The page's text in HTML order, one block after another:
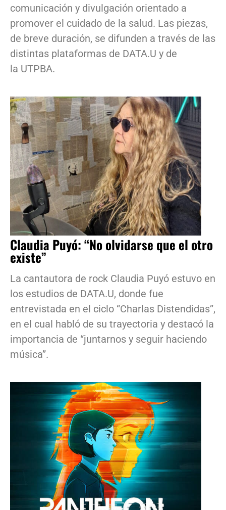
comunicación y divulgación orientado a
promover el cuidado de la salud. Las piezas,
de breve duración, se difunden a través de las
distintas plataformas de DATA.U y de
la UTPBA.
Claudia Puyó: “No olvidarse que el otro
existe”
La cantautora de rock Claudia Puyó estuvo en
los estudios de DATA.U, donde fue
entrevistada en el ciclo “Charlas Distendidas”,
en el cual habló de su trayectoria y destacó la
importancia de “juntarnos y seguir haciendo
música”.